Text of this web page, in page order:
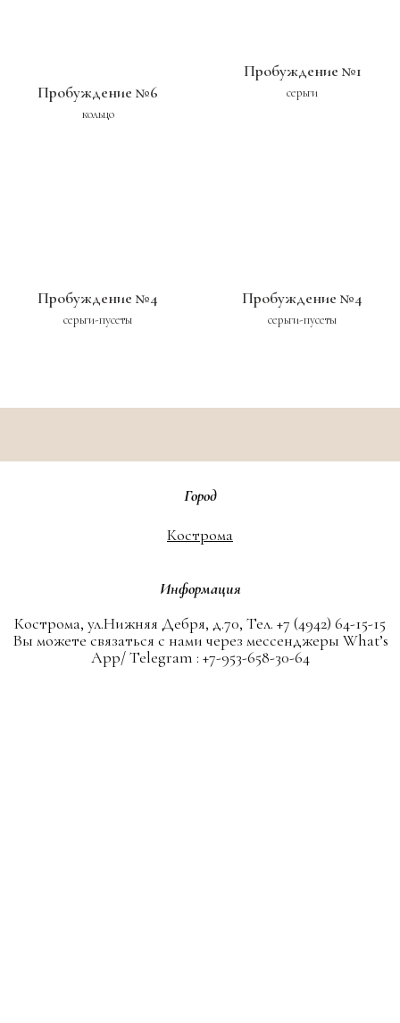
Пробуждение №6
кольцо
Пробуждение №1
серьги
Пробуждение №4
серьги-пусеты
Пробуждение №4
серьги-пусеты
Город
Кострома
Информация
Кострома, ул.Нижняя Дебря, д.70, Тел. +7 (4942) 64-15-15
Вы можете связаться с нами через мессенджеры What’s
App/ Telegram : +7-953-658-30-64